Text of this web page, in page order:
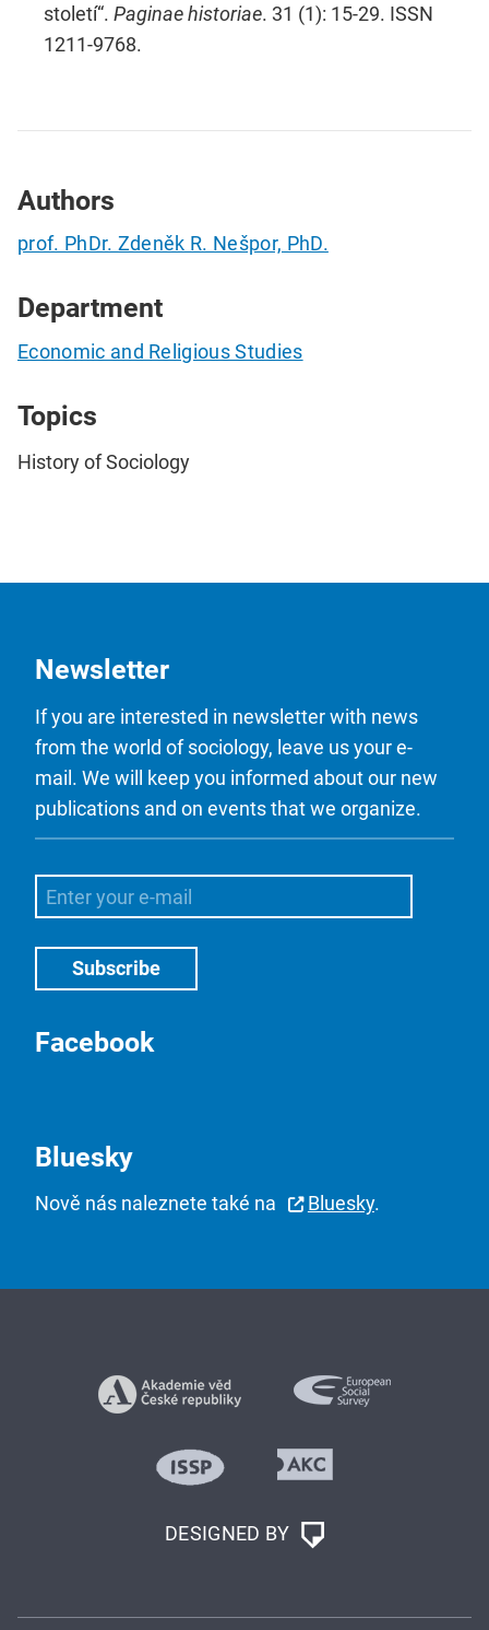
století“. Paginae historiae. 31 (1): 15-29. ISSN
1211-9768.
Authors
prof. PhDr. Zdeněk R. Nešpor, PhD.
Department
Economic and Religious Studies
Topics
History of Sociology
Newsletter
If you are interested in newsletter with news
from the world of sociology, leave us your e-
mail. We will keep you informed about our new
publications and on events that we organize.
Facebook
Bluesky
Nově nás naleznete také na Bluesky.
DESIGNED BY